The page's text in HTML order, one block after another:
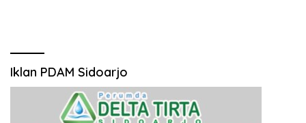
Iklan PDAM Sidoarjo